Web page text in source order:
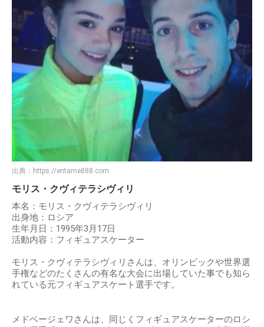
出典： https://entame888.com
モリス・クヴィテラシヴィリ
本名：モリス・クヴィテラシヴィリ
出身地：ロシア
生年月日：1995年3月17日
活動内容：フィギュアスケーター
モリス・クヴィテラシヴィリさんは、オリンピックや世界選
手権などのたくさんの有名な大会に出場していた事でも知ら
れている元フィギュアスケート選手です。
メドベージェワさんは、同じくフィギュアスケーターのロシ